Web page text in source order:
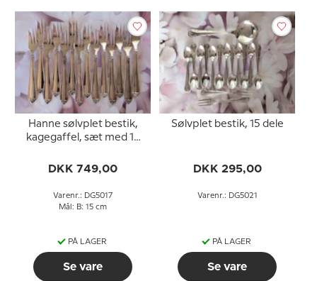
Hanne sølvplet bestik,
kagegaffel, sæt med 14
DKK 749,00
Varenr.: DG5017
Mål: B: 15 cm
PÅ LAGER
Se vare
Sølvplet bestik, 15 dele
DKK 295,00
Varenr.: DG5021
PÅ LAGER
Se vare